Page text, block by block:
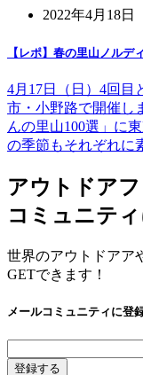
2022年4月18日
【レポ】春の里山ノルデ
4月17日（日）4回目
市・小野路で開催し
んの里山100選」に
の季節もそれぞれに
アウトドア
コミュニティ
世界のアウトドアア
GETできます！
メールコミュニティに登